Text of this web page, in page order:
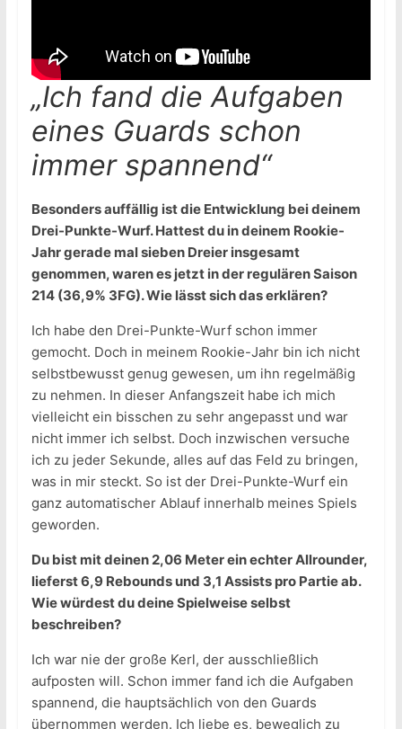
„Ich fand die Aufgaben
eines Guards schon
immer spannend“
Besonders auffällig ist die Entwicklung bei deinem
Drei-Punkte-Wurf. Hattest du in deinem Rookie-
Jahr gerade mal sieben Dreier insgesamt
genommen, waren es jetzt in der regulären Saison
214 (36,9% 3FG). Wie lässt sich das erklären?
Ich habe den Drei-Punkte-Wurf schon immer
gemocht. Doch in meinem Rookie-Jahr bin ich nicht
selbstbewusst genug gewesen, um ihn regelmäßig
zu nehmen. In dieser Anfangszeit habe ich mich
vielleicht ein bisschen zu sehr angepasst und war
nicht immer ich selbst. Doch inzwischen versuche
ich zu jeder Sekunde, alles auf das Feld zu bringen,
was in mir steckt. So ist der Drei-Punkte-Wurf ein
ganz automatischer Ablauf innerhalb meines Spiels
geworden.
Du bist mit deinen 2,06 Meter ein echter Allrounder,
lieferst 6,9 Rebounds und 3,1 Assists pro Partie ab.
Wie würdest du deine Spielweise selbst
beschreiben?
Ich war nie der große Kerl, der ausschließlich
aufposten will. Schon immer fand ich die Aufgaben
spannend, die hauptsächlich von den Guards
übernommen werden. Ich liebe es, beweglich zu